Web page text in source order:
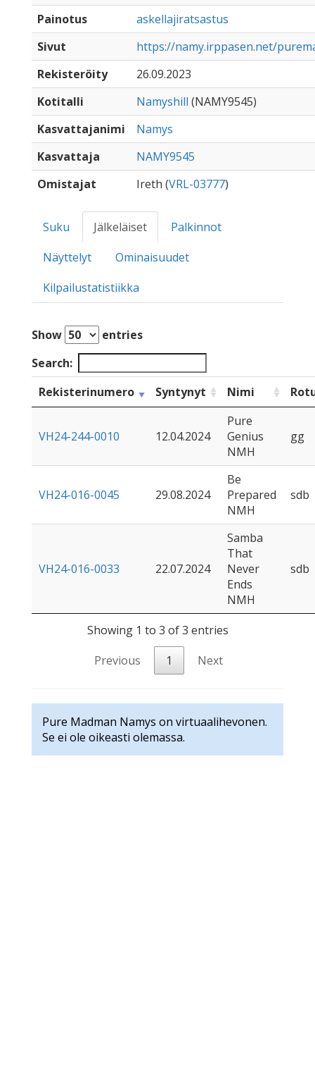
Painotus
askellajiratsastus
Sivut
https://namy.irppasen.net/
Rekisteröity
26.09.2023
Kotitalli
Namyshill (NAMY9545)
Kasvattajanimi
Namys
Kasvattaja
NAMY9545
Omistajat
Ireth (VRL-03777)
Suku Jälkeläiset
Palkinnot
Näyttelyt
Ominaisuudet
Kilpailustatistiikka
Show
entries
Search:
Rekisterinumero
Syntynyt Nimi
VH24-244-0010 12.04.2024
Pure
Genius
NMH
gg
VH24-016-0045 29.08.2024
Be
Prepared
NMH
sdb
VH24-016-0033 22.07.2024
Samba
That
Never
Ends
NMH
sdb
Showing 1 to 3 of 3 entries
Previous
1 Next
Pure Madman Namys on virtuaalihevonen.
Se ei ole oikeasti olemassa.